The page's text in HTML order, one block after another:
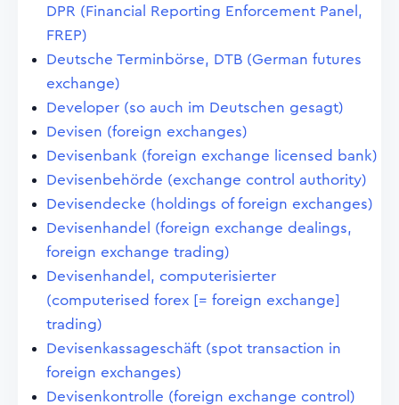
DPR (Financial Reporting Enforcement Panel,
FREP)
Deutsche Terminbörse, DTB (German futures
exchange)
Developer (so auch im Deutschen gesagt)
Devisen (foreign exchanges)
Devisenbank (foreign exchange licensed bank)
Devisenbehörde (exchange control authority)
Devisendecke (holdings of foreign exchanges)
Devisenhandel (foreign exchange dealings,
foreign exchange trading)
Devisenhandel, computerisierter
(computerised forex [= foreign exchange]
trading)
Devisenkassageschäft (spot transaction in
foreign exchanges)
Devisenkontrolle (foreign exchange control)